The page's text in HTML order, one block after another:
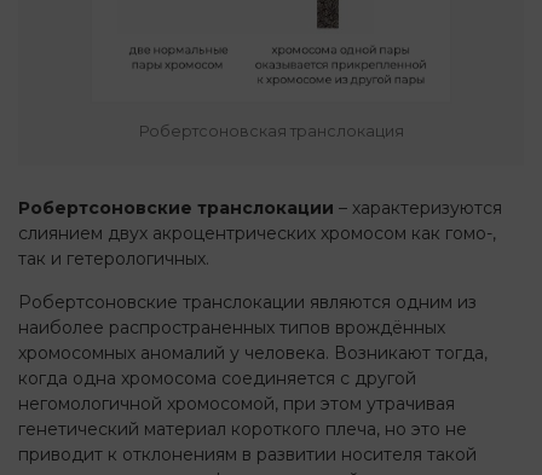
Робертсоновская транслокация
Робертсоновские транслокации – характеризуются
слиянием двух акроцентрических хромосом как гомо-,
так и гетерологичных.
Робертсоновские транслокации являются одним из
наиболее распространенных типов врождённых
хромосомных аномалий у человека. Возникают тогда,
когда одна хромосома соединяется с другой
негомологичной хромосомой, при этом утрачивая
генетический материал короткого плеча, но это не
приводит к отклонениям в развитии носителя такой